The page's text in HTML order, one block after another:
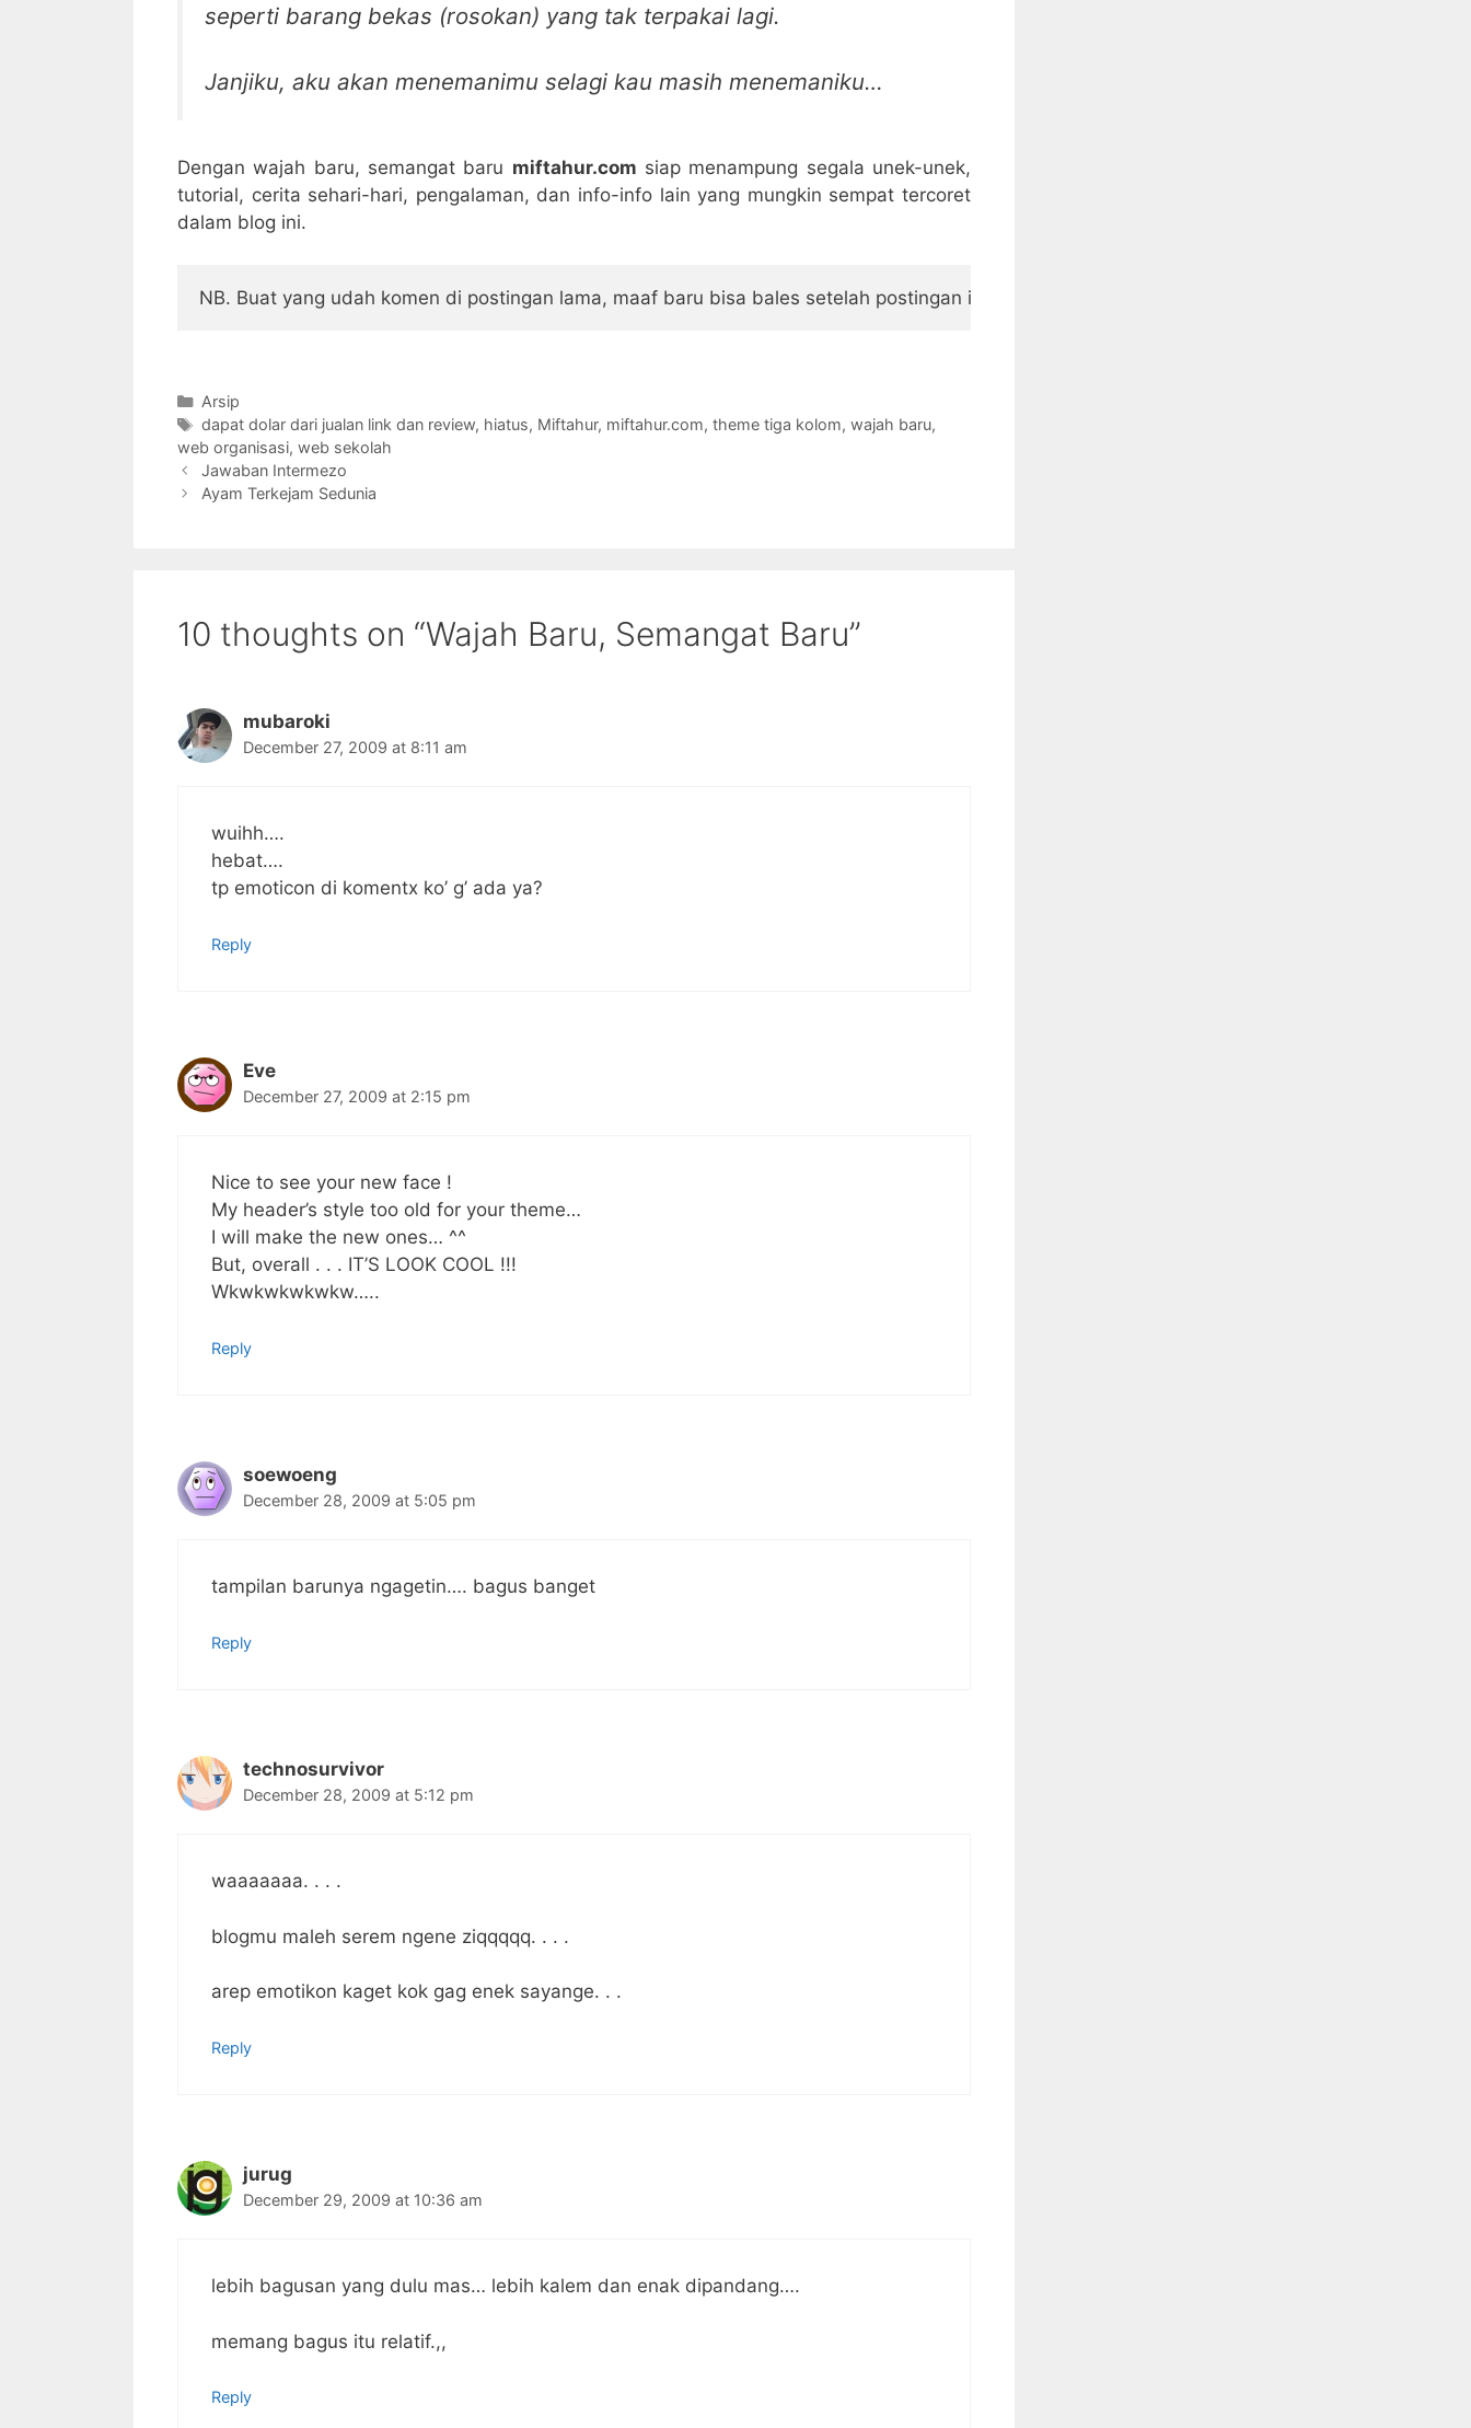
seperti barang bekas (rosokan) yang tak terpakai lagi.
Janjiku, aku akan menemanimu selagi kau masih menemaniku…
Dengan wajah baru, semangat baru miftahur.com siap menampung segala unek-unek,
tutorial, cerita sehari-hari, pengalaman, dan info-info lain yang mungkin sempat tercoret
dalam blog ini.
NB. Buat yang udah komen di postingan lama, maaf baru bisa bales setelah postingan ini dibuat.
Categories
Arsip
Tags
dapat dolar dari jualan link dan review, hiatus, Miftahur, miftahur.com, theme tiga kolom, wajah baru,
web organisasi, web sekolah
Jawaban Intermezo
Ayam Terkejam Sedunia
10 thoughts on “Wajah Baru, Semangat Baru”
mubaroki
December 27, 2009 at 8:11 am
wuihh….
hebat….
tp emoticon di komentx ko’ g’ ada ya?
Reply
Eve
December 27, 2009 at 2:15 pm
Nice to see your new face !
My header’s style too old for your theme…
I will make the new ones… ^^
But, overall . . . IT’S LOOK COOL !!!
Wkwkwkwkwkw…..
Reply
soewoeng
December 28, 2009 at 5:05 pm
tampilan barunya ngagetin…. bagus banget
Reply
technosurvivor
December 28, 2009 at 5:12 pm
waaaaaaa. . . .
blogmu maleh serem ngene ziqqqqq. . . .
arep emotikon kaget kok gag enek sayange. . .
Reply
jurug
December 29, 2009 at 10:36 am
lebih bagusan yang dulu mas… lebih kalem dan enak dipandang….
memang bagus itu relatif.,,
Reply